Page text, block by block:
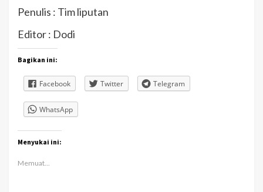
Penulis : Tim liputan
Editor : Dodi
Bagikan ini:
Facebook Twitter Telegram
WhatsApp
Menyukai ini:
Memuat...